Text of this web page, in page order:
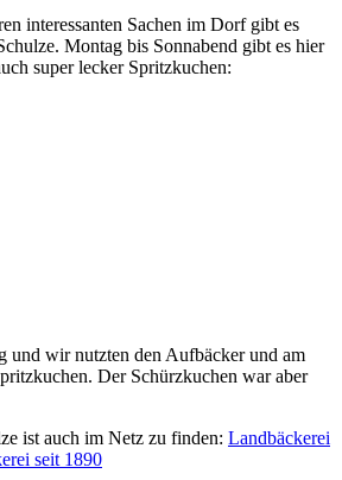
interessanten Sachen im Dorf gibt es
Montag bis Sonnabend gibt es hier
super lecker Spritzkuchen:
und wir nutzten den Aufbäcker und am
Der Schürzkuchen war aber
ist auch im Netz zu finden: Landbäckerei
seit 1890